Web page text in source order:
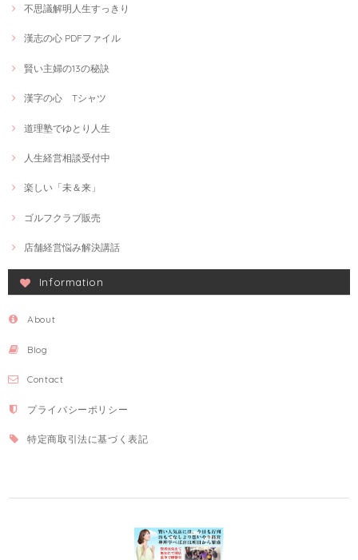
不思議解明人生すっきり
漢志の心 PDFファイル
賢い主婦の13の秘訣
漢字の心 Tシャツ
道理塾でゆとり人生
人生経営相談受付中
楽しい「未＆来」
ゴルフクラブ販売
店舗経営悩み解決講話
Information
About
Blog
Contact
プライバシーポリシー
特定商取引法に基づく表記